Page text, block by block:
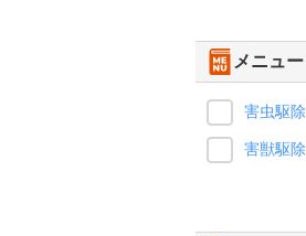
メニュー
害虫駆除
害獣駆除